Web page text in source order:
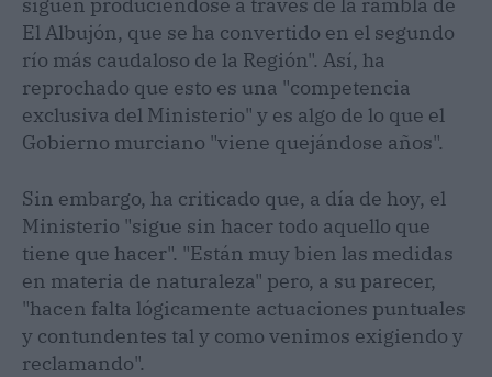
El Albujón, que se ha convertido en el segundo
río más caudaloso de la Región". Así, ha
reprochado que esto es una "competencia
exclusiva del Ministerio" y es algo de lo que el
Gobierno murciano "viene quejándose años".
Sin embargo, ha criticado que, a día de hoy, el
Ministerio "sigue sin hacer todo aquello que
tiene que hacer". "Están muy bien las medidas
en materia de naturaleza" pero, a su parecer,
"hacen falta lógicamente actuaciones puntuales
y contundentes tal y como venimos exigiendo y
reclamando".